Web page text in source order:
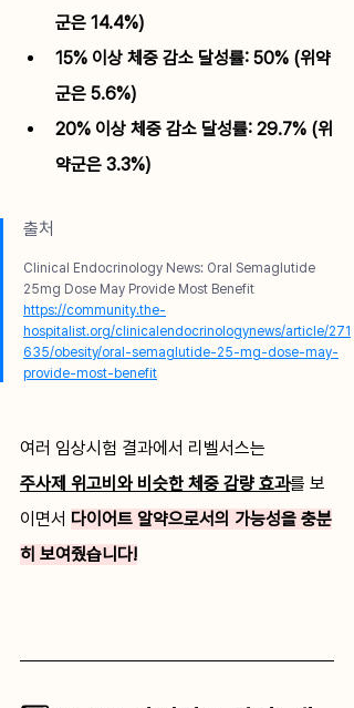
군은 14.4%)
15% 이상 체중 감소 달성률: 50% (위약
군은 5.6%)
20% 이상 체중 감소 달성률: 29.7% (위
약군은 3.3%)
출처
Clinical Endocrinology News: Oral Semaglutide
25mg Dose May Provide Most Benefit
https://community.the-
hospitalist.org/clinicalendocrinologynews/article/271
635/obesity/oral-semaglutide-25-mg-dose-may-
provide-most-benefit
여러 임상시험 결과에서 리벨서스는
주사제 위고비와 비슷한 체중 감량 효과를 보
이면서 다이어트 알약으로서의 가능성을 충분
히 보여줬습니다!